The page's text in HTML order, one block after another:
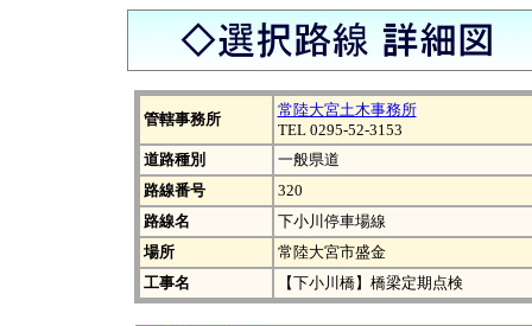
管轄事務所
常陸大宮土木事務所
TEL 0295-52-3153
道路種別
一般県道
路線番号
320
路線名
下小川停車場線
場所
常陸大宮市盛金
工事名
【下小川橋】橋梁定期点検